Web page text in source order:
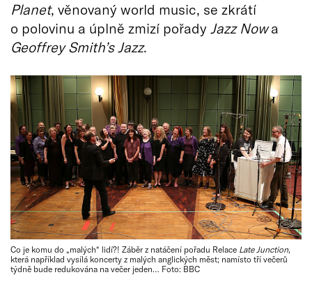
Planet, věnovaný world music, se zkrátí
o polovinu a úplně zmizí pořady Jazz Nowa
Geoffrey Smith’s Jazz.
Co je komu do „malých“ lidí?! Záběr z natáčení pořadu Relace Late Junction,
která například vysílá koncerty z malých anglických měst; namísto tří večerů
týdně bude redukována na večer jeden… Foto: BBC